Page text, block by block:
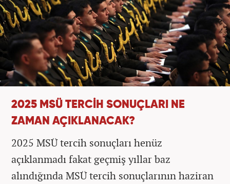
2025 MSÜ TERCİH SONUÇLARI NE
ZAMAN AÇIKLANACAK?
2025 MSÜ tercih sonuçları henüz
açıklanmadı fakat geçmiş yıllar baz
alındığında MSÜ tercih sonuçlarının haziran